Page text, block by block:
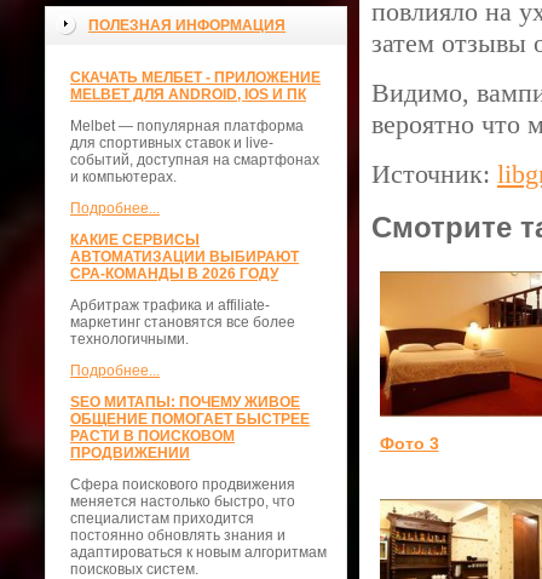
ПОЛЕЗНАЯ ИНФОРМАЦИЯ
СКАЧАТЬ МЕЛБЕТ - ПРИЛОЖЕНИЕ
MELBET ДЛЯ ANDROID, IOS И ПК
Melbet — популярная платформа
для спортивных ставок и live-
событий, доступная на смартфонах
и компьютерах.
Подробнее...
КАКИЕ СЕРВИСЫ
АВТОМАТИЗАЦИИ ВЫБИРАЮТ
CPA-КОМАНДЫ В 2026 ГОДУ
Арбитраж трафика и affiliate-
маркетинг становятся все более
технологичными.
Подробнее...
SEO МИТАПЫ: ПОЧЕМУ ЖИВОЕ
ОБЩЕНИЕ ПОМОГАЕТ БЫСТРЕЕ
РАСТИ В ПОИСКОВОМ
ПРОДВИЖЕНИИ
Сфера поискового продвижения
меняется настолько быстро, что
специалистам приходится
постоянно обновлять знания и
адаптироваться к новым алгоритмам
поисковых систем.
повлияло на
затем отзывы
Видимо,
вероятно что
Источник:
Смотрите
Фото 3